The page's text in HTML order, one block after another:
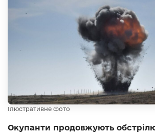
Ілюстративне фото
Окупанти продовжують